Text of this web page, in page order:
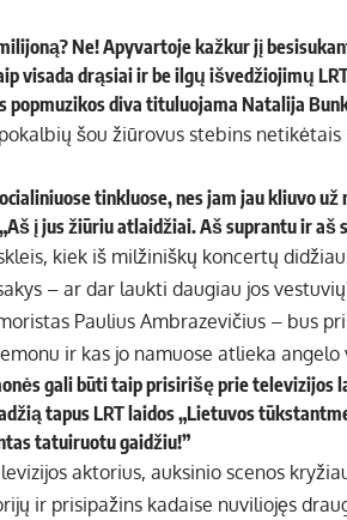
Ne! Apyvartoje kažkur jį
visada drąsiai ir be ilgų išvedžiojimų
popmuzikos diva tituluojama Natalija
šou žiūrovus stebins netikėtais
tinkluose, nes jam jau kliuvo
į jus žiūriu atlaidžiai. Aš suprantu ir aš
kiek iš milžiniškų koncertų
– ar dar laukti daugiau jos
Paulius Ambrazevičius – bus
ir kas jo namuose atlieka angelo
gali būti taip prisirišę prie televizijos
tapus LRT laidos „Lietuvos
tatuiruotu gaidžiu!”
aktorius, auksinio scenos
ir prisipažins kadaise nuviliojęs